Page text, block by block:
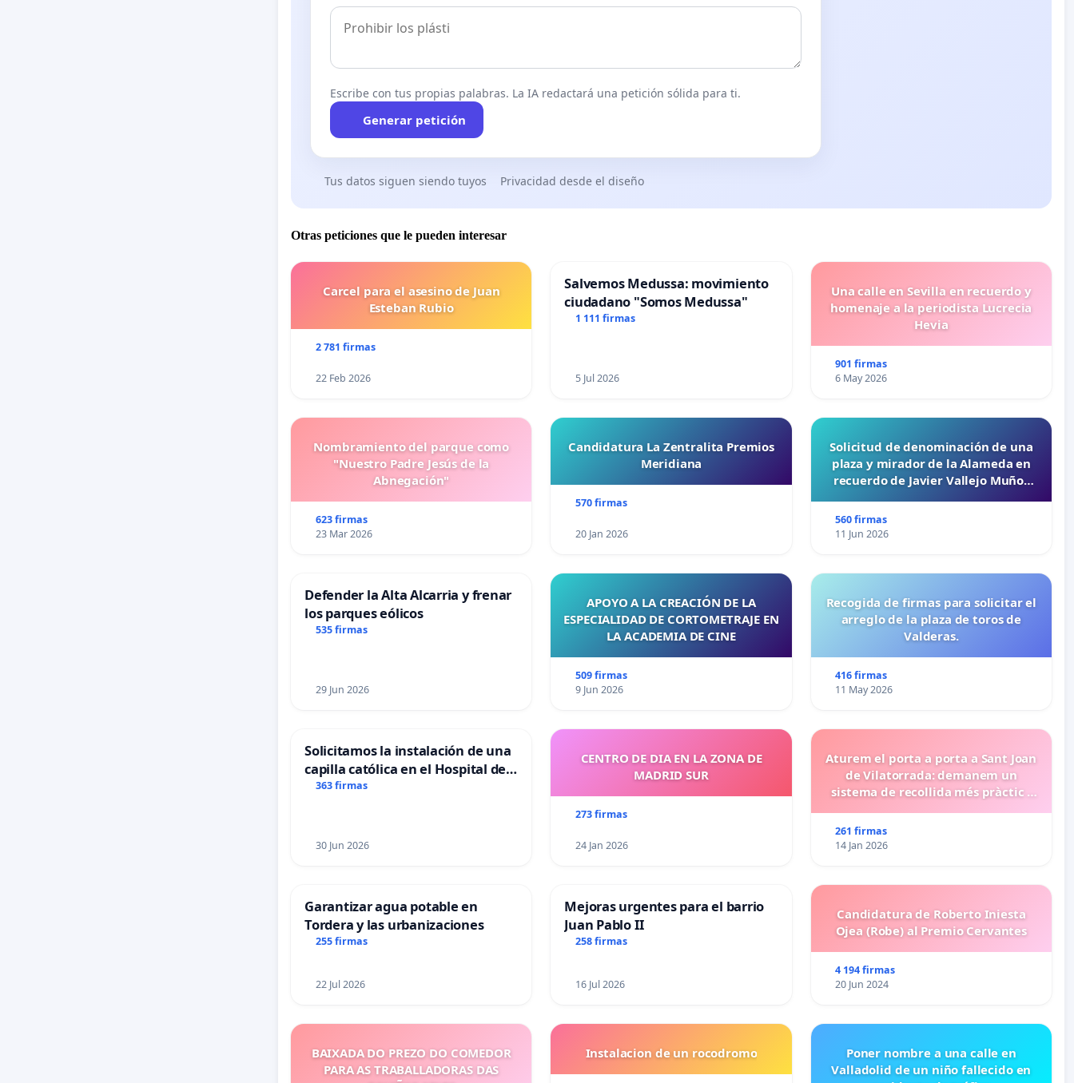
Escribe con tus propias palabras. La IA redactará una petición sólida para ti.
Generar petición
Tus datos siguen siendo tuyos Privacidad desde el diseño
Otras peticiones que le pueden interesar
Carcel para el asesino de Juan
Esteban Rubio
2 781 firmas
22 Feb 2026
Salvemos Medussa: movimiento
ciudadano "Somos Medussa"
1 111 firmas
5 Jul 2026
Una calle en Sevilla en recuerdo y
homenaje a la periodista Lucrecia
Hevia
901 firmas
6 May 2026
Nombramiento del parque como
"Nuestro Padre Jesús de la
Abnegación"
623 firmas
23 Mar 2026
Candidatura La Zentralita Premios
Meridiana
570 firmas
20 Jan 2026
Solicitud de denominación de una
plaza y mirador de la Alameda en
recuerdo de Javier Vallejo Muñoz
560 firmas
11 Jun 2026
Defender la Alta Alcarria y frenar
los parques eólicos
535 firmas
29 Jun 2026
APOYO A LA CREACIÓN DE LA
ESPECIALIDAD DE CORTOMETRAJE EN
LA ACADEMIA DE CINE
509 firmas
9 Jun 2026
Recogida de firmas para solicitar el
arreglo de la plaza de toros de
Valderas.
416 firmas
11 May 2026
Solicitamos la instalación de una
capilla católica en el Hospital de
Alcañiz
363 firmas
30 Jun 2026
CENTRO DE DIA EN LA ZONA DE
MADRID SUR
273 firmas
24 Jan 2026
Aturem el porta a porta a Sant Joan
de Vilatorrada: demanem un
sistema de recollida més pràctic i
261 firmas
14 Jan 2026
Garantizar agua potable en
Tordera y las urbanizaciones
255 firmas
22 Jul 2026
Mejoras urgentes para el barrio
Juan Pablo II
258 firmas
16 Jul 2026
Candidatura de Roberto Iniesta
Ojea (Robe) al Premio Cervantes
4 194 firmas
20 Jun 2024
BAIXADA DO PREZO DO COMEDOR
PARA AS TRABALLADORAS DAS
Instalacion de un rocodromo
Poner nombre a una calle en
Valladolid de un niño fallecido en